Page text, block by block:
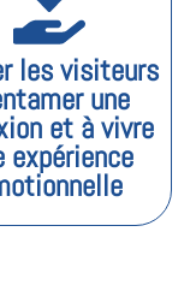
les visiteurs
une
et à vivre
expérience